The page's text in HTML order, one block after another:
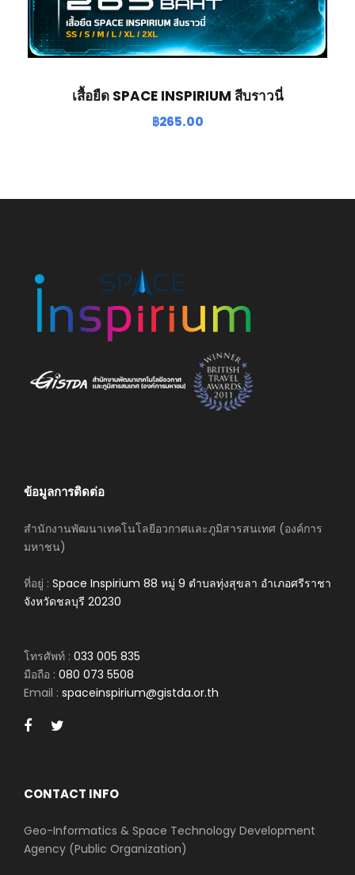
เสื้อยืด SPACE INSPIRIUM สีบราวนี่
฿265.00
ข้อมูลการติดต่อ
สำนักงานพัฒนาเทคโนโลยีอวกาศและภูมิสารสนเทศ (องค์การ
มหาชน)
ที่อยู่ : Space Inspirium 88 หมู่ 9 ตำบลทุ่งสุขลา อำเภอศรีราชา
จังหวัดชลบุรี 20230
โทรศัพท์ : 033 005 835
มือถือ : 080 073 5508
Email : spaceinspirium@gistda.or.th
CONTACT INFO
Geo-Informatics & Space Technology Development
Agency (Public Organization)